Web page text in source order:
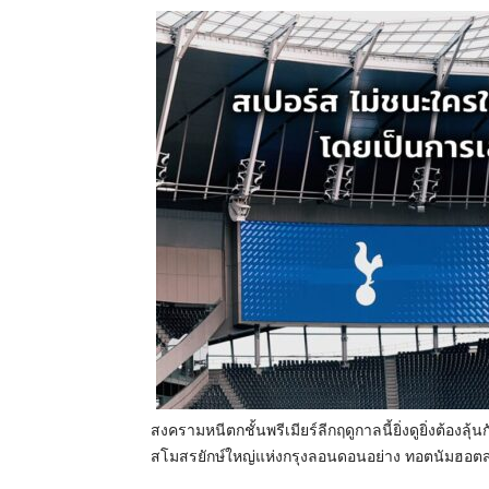
สงครามหนีตกชั้นพรีเมียร์ลีกฤดูกาลนี้ยิ่งดูยิ่งต้องลุ้น
สโมสรยักษ์ใหญ่แห่งกรุงลอนดอนอย่าง ทอตนัมฮอต